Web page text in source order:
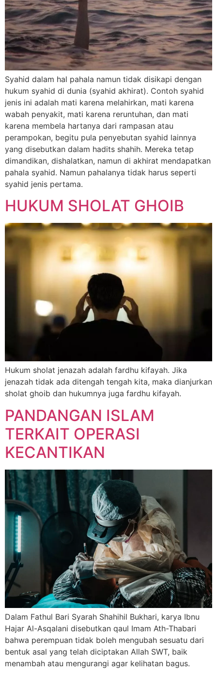
Syahid dalam hal pahala namun tidak disikapi dengan
hukum syahid di dunia (syahid akhirat). Contoh syahid
jenis ini adalah mati karena melahirkan, mati karena
wabah penyakit, mati karena reruntuhan, dan mati
karena membela hartanya dari rampasan atau
perampokan, begitu pula penyebutan syahid lainnya
yang disebutkan dalam hadits shahih. Mereka tetap
dimandikan, dishalatkan, namun di akhirat mendapatkan
pahala syahid. Namun pahalanya tidak harus seperti
syahid jenis pertama.
HUKUM SHOLAT GHOIB
Hukum sholat jenazah adalah fardhu kifayah. Jika
jenazah tidak ada ditengah tengah kita, maka dianjurkan
sholat ghoib dan hukumnya juga fardhu kifayah.
PANDANGAN ISLAM
TERKAIT OPERASI
KECANTIKAN
Dalam Fathul Bari Syarah Shahihil Bukhari, karya Ibnu
Hajar Al-Asqalani disebutkan qaul Imam Ath-Thabari
bahwa perempuan tidak boleh mengubah sesuatu dari
bentuk asal yang telah diciptakan Allah SWT, baik
menambah atau mengurangi agar kelihatan bagus.